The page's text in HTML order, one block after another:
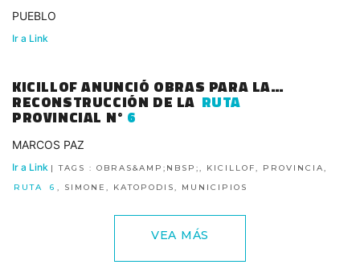
PUEBLO
Ir a Link
KICILLOF ANUNCIÓ OBRAS PARA LA
RECONSTRUCCIÓN DE LA RUTA
PROVINCIAL N° 6
MARCOS PAZ
Ir a Link | TAGS : OBRAS&AMP;NBSP;, KICILLOF, PROVINCIA,
RUTA
6 , SIMONE, KATOPODIS, MUNICIPIOS
VEA MÁS